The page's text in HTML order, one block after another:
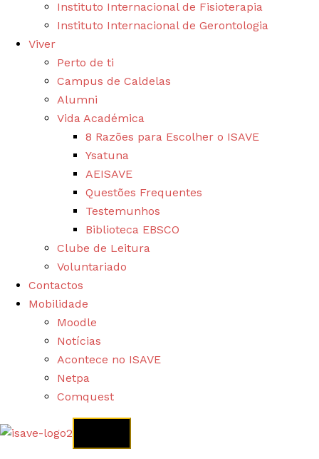
Instituto Internacional de Fisioterapia
Instituto Internacional de Gerontologia
Viver
Perto de ti
Campus de Caldelas
Alumni
Vida Académica
8 Razões para Escolher o ISAVE
Ysatuna
AEISAVE
Questões Frequentes
Testemunhos
Biblioteca EBSCO
Clube de Leitura
Voluntariado
Contactos
Mobilidade
Moodle
Notícias
Acontece no ISAVE
Netpa
Comquest